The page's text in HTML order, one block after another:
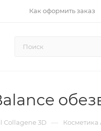
Как оформить заказ
Collagene 3D —